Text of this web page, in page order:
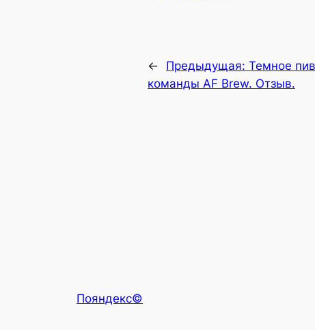
← Предыдущая: Темное
команды AF Brew. Отзыв.
Пояндекс©